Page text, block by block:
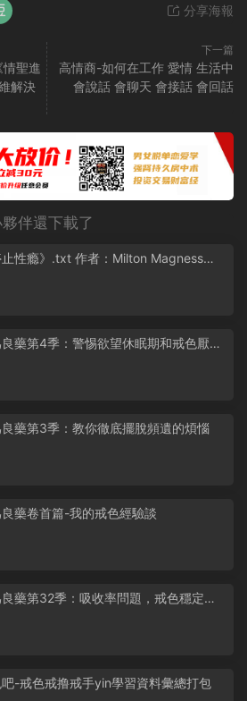
分享海報
聖進
解決
下一篇
高情商-如何在工作 愛情 生活中
會說話 會聊天 會接話 會回話
伴還下載了
止性瘾》.txt 作者：Milton Magness
藥第4季：警惕欲望休眠期和戒色厭倦
藥第3季：教你徹底擺脫頻遺的煩惱
藥卷首篇-我的戒色經驗談
藥第32季：吸收率問題，戒色穩定
-戒色戒撸戒手yin學習資料彙總打包